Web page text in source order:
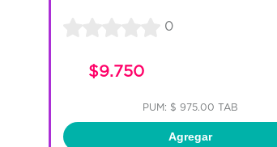
0
$9.750
PUM: $ 975.00 TAB
Agregar